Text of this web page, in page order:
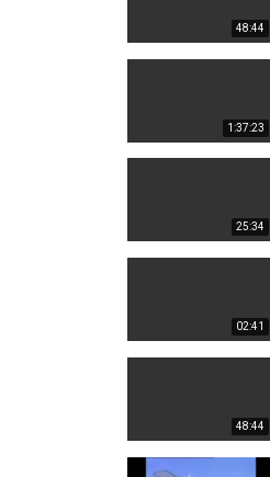
48:44
1:37:23
25:34
02:41
48:44